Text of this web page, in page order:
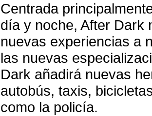
Centrada
día y noche, After Dark
nuevas experiencias a
las nuevas
Dark añadirá nuevas
autobús, taxis,
como la policía.